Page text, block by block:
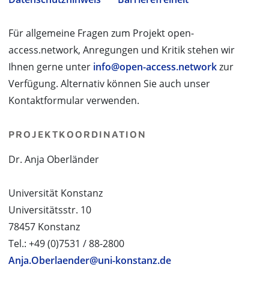
Für allgemeine Fragen zum Projekt open-
access.network, Anregungen und Kritik stehen wir
Ihnen gerne unter info@open-access.networkzur
Verfügung. Alternativ können Sie auch unser
Kontaktformular verwenden.
PROJEKTKOORDINATION
Dr. Anja Oberländer
Universität Konstanz
Universitätsstr. 10
78457 Konstanz
Tel.: +49 (0)7531 / 88-2800
Anja.Oberlaender@uni-konstanz.de